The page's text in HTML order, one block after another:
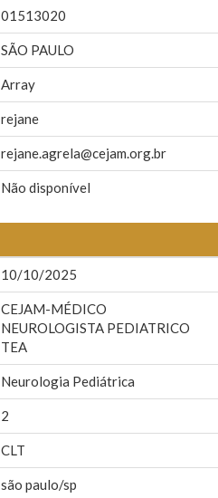
01513020
SÃO PAULO
Array
rejane
rejane.agrela@cejam.org.br
Não disponível
10/10/2025
CEJAM-MÉDICO
NEUROLOGISTA PEDIATRICO
TEA
Neurologia Pediátrica
2
CLT
são paulo/sp